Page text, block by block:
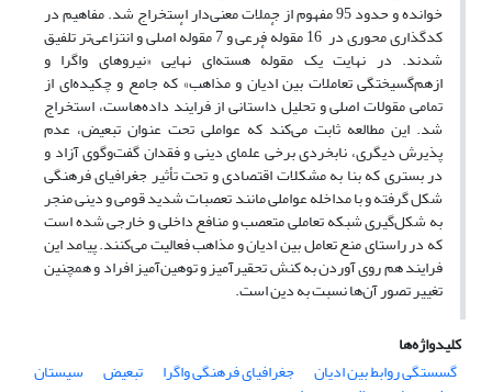
خوانده و حدود 95 مفهوم از جملات معنی‌دار استخراج شد. مفاهیم در
کدگذاری محوری در 16 مقولهٔ فرعی و 7 مقولهٔ اصلی و انتزاعی‌تر تلفیق
شدند. در نهایت یک مقولهٔ هسته‌ای نهایی «نیروهای واگرا و
ازهم‌گسیختگی تعاملات بین ادیان و مذاهب» که جامع و چکیده‌ای از
تمامی مقولات اصلی و تحلیل داستانی از فرایند داده‌هاست، استخراج
شد. این مطالعه ثابت می‌کند که عواملی تحت عنوان تبعیض، عدم
پذیرش دیگری، نابخردی برخی علمای دینی و فقدان گفت‌وگوی آزاد و
در بستری که بنا به مشکلات اقتصادی و تحت تأثیر جغرافیای فرهنگی
شکل گرفته و با مداخله عواملی مانند تعصبات شدید قومی و دینی منجر
به شکل‌گیری شبکه تعاملی متعصب و منافع داخلی و خارجی شده است
که در راستای منع تعامل بین ادیان و مذاهب فعالیت می‌کنند. پیامد این
فرایند هم روی آوردن به کنش تحقیرآمیز و توهین‌آمیز افراد و همچنین
تغییر تصور آن‌ها نسبت به دین است.
کلیدواژه‌ها
گسستگی روابط بین ادیان
جغرافیای فرهنگی واگرا تبعیض سیستان